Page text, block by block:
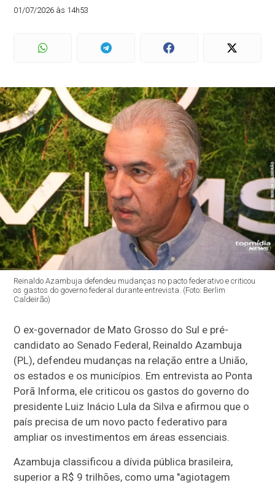
01/07/2026 às 14h53
Reinaldo Azambuja defendeu mudanças no pacto federativo e criticou
os gastos do governo federal durante entrevista. (Foto: Berlim
Caldeirão)
O ex-governador de Mato Grosso do Sul e pré-
candidato ao Senado Federal, Reinaldo Azambuja
(PL), defendeu mudanças na relação entre a União,
os estados e os municípios. Em entrevista ao Ponta
Porã Informa, ele criticou os gastos do governo do
presidente Luiz Inácio Lula da Silva e afirmou que o
país precisa de um novo pacto federativo para
ampliar os investimentos em áreas essenciais.
Azambuja classificou a dívida pública brasileira,
superior a R$ 9 trilhões, como uma "agiotagem